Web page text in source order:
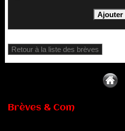
Retour à la liste des brèves
Brèves & Com